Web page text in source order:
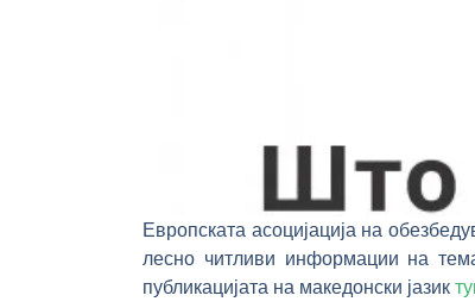
Европската асоцијација на
лесно читливи информации на
публикацијата на македонски јазик